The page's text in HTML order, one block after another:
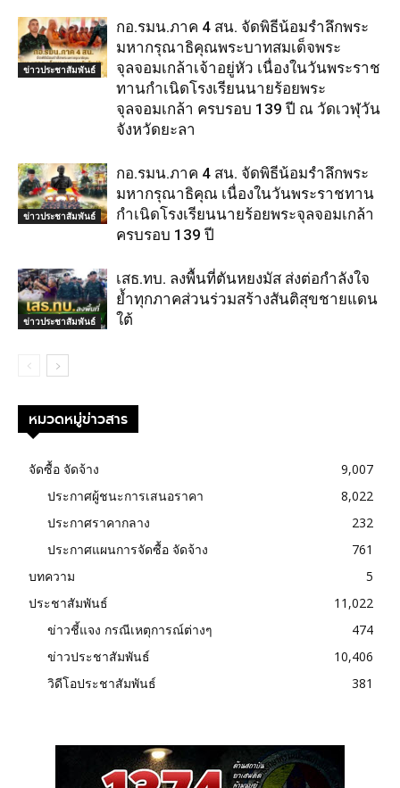
ข่าวประชาสัมพันธ์
กอ.รมน.ภาค 4 สน. จัดพิธีน้อมรำลึกพระ
มหากรุณาธิคุณพระบาทสมเด็จพระ
จุลจอมเกล้าเจ้าอยู่หัว เนื่องในวันพระราช
ทานกำเนิดโรงเรียนนายร้อยพระ
จุลจอมเกล้า ครบรอบ 139 ปี ณ วัดเวฬุวัน
จังหวัดยะลา
ข่าวประชาสัมพันธ์
กอ.รมน.ภาค 4 สน. จัดพิธีน้อมรำลึกพระ
มหากรุณาธิคุณ เนื่องในวันพระราชทาน
กำเนิดโรงเรียนนายร้อยพระจุลจอมเกล้า
ครบรอบ 139 ปี
ข่าวประชาสัมพันธ์
เสธ.ทบ. ลงพื้นที่ตันหยงมัส ส่งต่อกำลังใจ
ย้ำทุกภาคส่วนร่วมสร้างสันติสุขชายแดน
ใต้
หมวดหมู่ข่าวสาร
จัดซื้อ จัดจ้าง
9,007
ประกาศผู้ชนะการเสนอราคา
8,022
ประกาศราคากลาง
232
ประกาศแผนการจัดซื้อ จัดจ้าง
761
บทความ
5
ประชาสัมพันธ์
11,022
ข่าวชี้แจง กรณีเหตุการณ์ต่างๆ
474
ข่าวประชาสัมพันธ์
10,406
วิดีโอประชาสัมพันธ์
381